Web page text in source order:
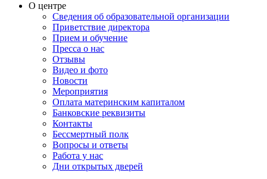
О центре
Сведения об образовательной организации
Приветствие директора
Прием и обучение
Пресса о нас
Отзывы
Видео и фото
Новости
Мероприятия
Оплата материнским капиталом
Банковские реквизиты
Контакты
Бессмертный полк
Вопросы и ответы
Работа у нас
Дни открытых дверей